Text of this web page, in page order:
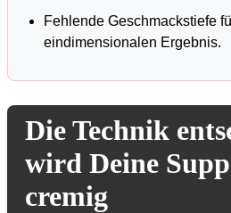
Fehlende Geschmackstiefe
eindimensionalen Ergebnis.
Die Technik
wird Deine
cremig